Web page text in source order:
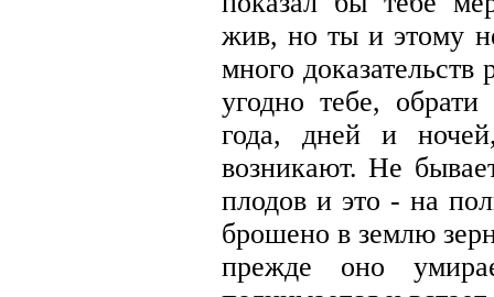
жив, но ты и этому
много
угодно тебе,
года, дней и
возникают. Не
плодов и это - на
брошено в землю
прежде оно